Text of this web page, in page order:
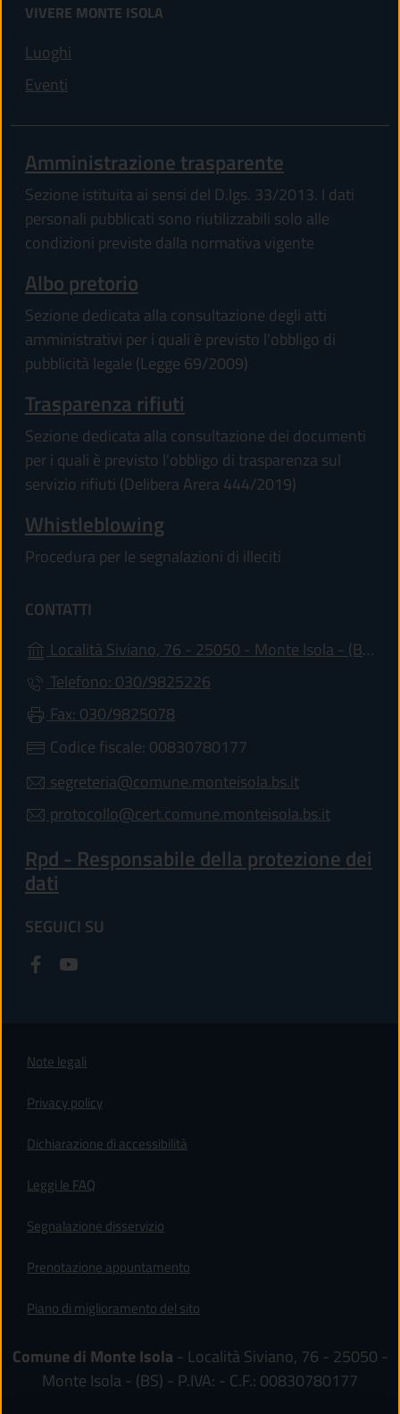
VIVERE MONTE ISOLA
Luoghi
Eventi
Amministrazione trasparente
Sezione istituita ai sensi del D.lgs. 33/2013. I dati
personali pubblicati sono riutilizzabili solo alle
condizioni previste dalla normativa vigente
Albo pretorio
Sezione dedicata alla consultazione degli atti
amministrativi per i quali è previsto l'obbligo di
pubblicità legale (Legge 69/2009)
Trasparenza rifiuti
Sezione dedicata alla consultazione dei documenti
per i quali è previsto l'obbligo di trasparenza sul
servizio rifiuti (Delibera Arera 444/2019)
Whistleblowing
Procedura per le segnalazioni di illeciti
CONTATTI
Località Siviano, 76 - 25050 - Monte Isola - (BS)
Telefono: 030/9825226
Fax: 030/9825078
Codice fiscale: 00830780177
segreteria@comune.monteisola.bs.it
protocollo@cert.comune.monteisola.bs.it
Rpd - Responsabile della protezione dei
dati
SEGUICI SU
Note legali
Privacy policy
Dichiarazione di accessibilità
Leggi le FAQ
Segnalazione disservizio
Prenotazione appuntamento
Piano di miglioramento del sito
Comune di Monte Isola- Località Siviano, 76 - 25050 -
Monte Isola - (BS) - P.IVA: - C.F.: 00830780177